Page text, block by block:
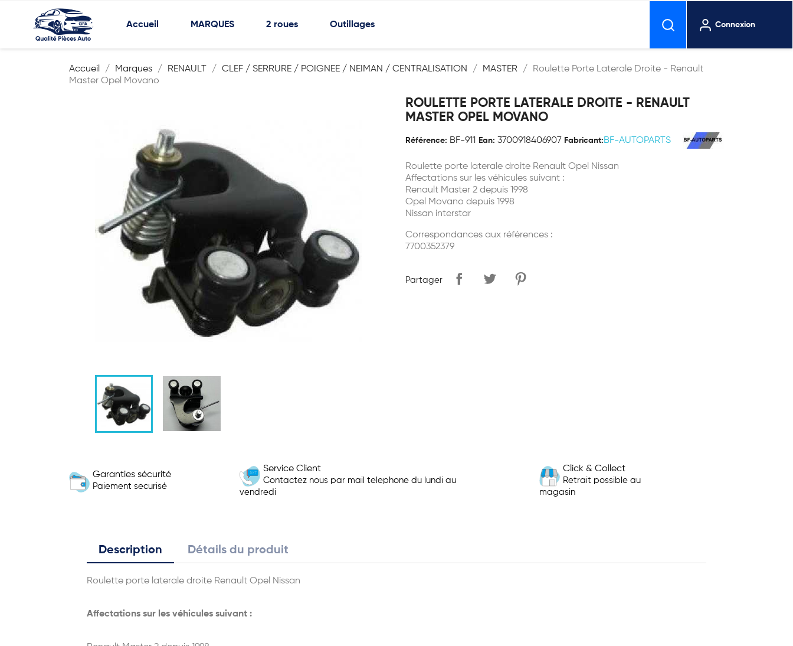
Accueil MARQUES 2 roues Outillages Connexion
Accueil Marques RENAULT CLEF / SERRURE / POIGNEE / NEIMAN / CENTRALISATION MASTER
Roulette Porte Laterale Droite - Renault
Master Opel Movano
ROULETTE PORTE LATERALE DROITE - RENAULT
MASTER OPEL MOVANO
Référence: BF-911 Ean: 3700918406907 Fabricant: BF-AUTOPARTS
Roulette porte laterale droite Renault Opel Nissan
Affectations sur les véhicules suivant :
Renault Master 2 depuis 1998
Opel Movano depuis 1998
Nissan interstar
Correspondances aux références :
7700352379
Partager
Garanties sécurité
Paiement securisé
Service Client
Contactez nous par mail telephone du lundi au
vendredi
Click & Collect
Retrait possible au
magasin
Description Détails du produit
Roulette porte laterale droite Renault Opel Nissan
Affectations sur les véhicules suivant :